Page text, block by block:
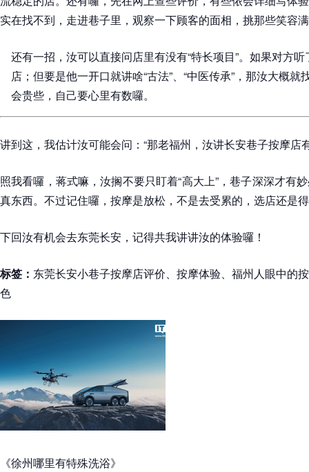
实在找不到，走进巷子里，观察一下顾客的面相，挑那些笑容
还有一招，汝可以直接问店里有没有“特长项目”。如果对方
店；但要是他一开口就讲啥“古法”、“中医传承”，那汝大概
会贵些，自己要心里有数囉。
讲到这，我估计汝可能会问：“那老福州，汝讲长安巷子按摩店
照我看囉，蒋式嘛，汝搁不要只盯着“高大上”，巷子深深才有
真东西。不过记住囉，按摩是放松，不是去受累的，选店还是
下回汝有机会去东莞长安，记得共我讲讲汝的体验囉！
标签： 东莞长安小巷子按摩店评价、按摩体验、福州人眼中的
色
《徐州哪里有特殊洗浴》